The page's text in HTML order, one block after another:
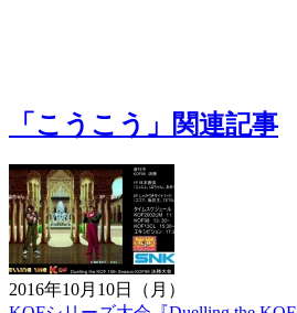
「こうこう」関連記事
2016年10月10日（月）